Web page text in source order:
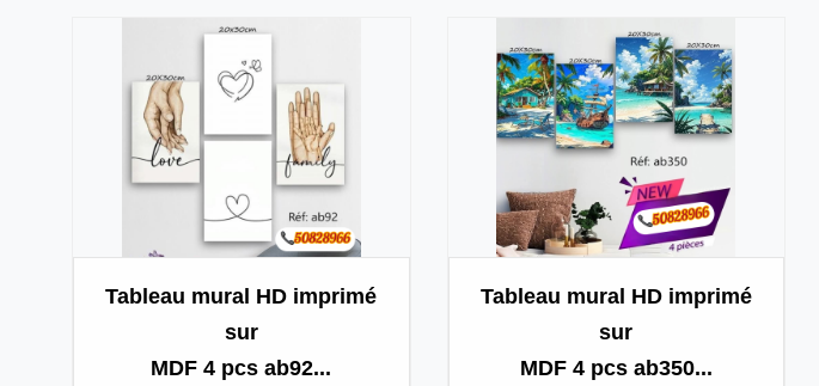
Tableau mural HD imprimé
sur
MDF 4 pcs ab92...
Tableau mural HD imprimé
sur
MDF 4 pcs ab350...